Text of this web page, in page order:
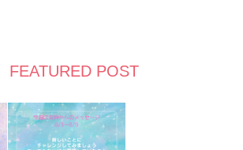
FEATURED POST